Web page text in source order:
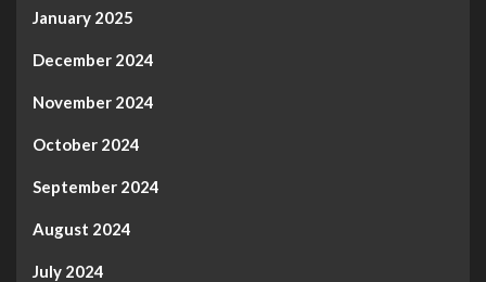
January 2025
December 2024
November 2024
October 2024
September 2024
August 2024
July 2024